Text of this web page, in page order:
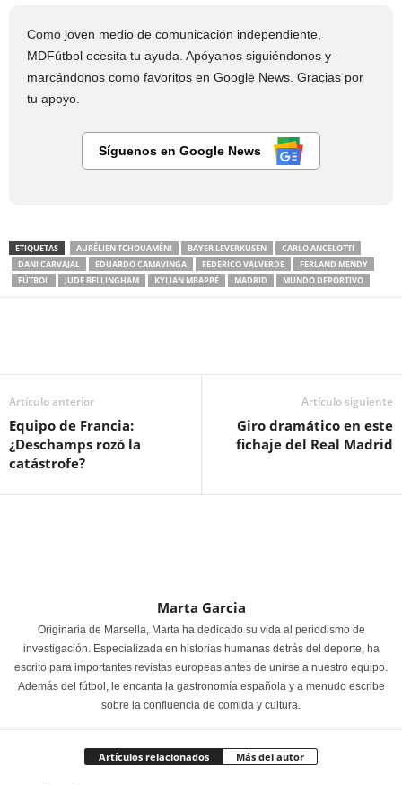
Como joven medio de comunicación independiente,
MDFútbol ecesita tu ayuda. Apóyanos siguiéndonos y
marcándonos como favoritos en Google News. Gracias por
tu apoyo.
Síguenos en Google News
ETIQUETAS AURÉLIEN TCHOUAMÉNI BAYER LEVERKUSEN
CARLO ANCELOTTI
DANI CARVAJAL
EDUARDO CAMAVINGA FEDERICO VALVERDE
FERLAND MENDY
FÚTBOL
JUDE BELLINGHAM KYLIAN MBAPPÉ MADRID MUNDO DEPORTIVO
Artículo anterior
Equipo de Francia:
¿Deschamps rozó la
catástrofe?
Artículo siguiente
Giro dramático en este
fichaje del Real Madrid
Marta Garcia
Originaria de Marsella, Marta ha dedicado su vida al periodismo de
investigación. Especializada en historias humanas detrás del deporte, ha
escrito para importantes revistas europeas antes de unirse a nuestro equipo.
Además del fútbol, le encanta la gastronomía española y a menudo escribe
sobre la confluencia de comida y cultura.
Artículos relacionados Más del autor